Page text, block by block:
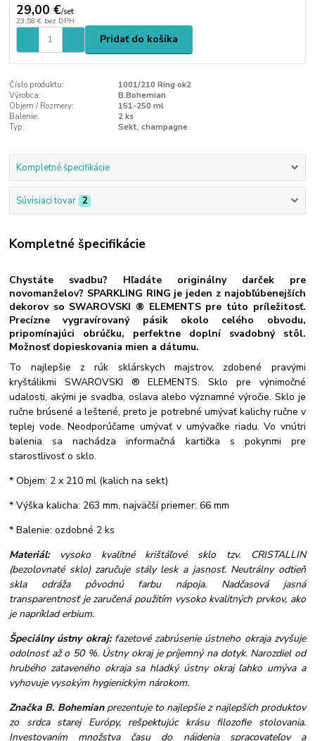
29,00 €/set
23,58 € bez DPH
Pridať do košíka
Číslo produktu:
1001/210 Ring ok2
Výrobca:
B.Bohemian
Objem / Rozmery:
151-250 ml
Balenie:
2 ks
Typ:
Sekt, champagne
Kompletné špecifikácie
Súvisiaci tovar 2
Kompletné špecifikácie
Chystáte svadbu? Hľadáte originálny darček pre
novomanželov? SPARKLING RING je jeden z najobľúbenejších
dekorov so SWAROVSKI ® ELEMENTS pre túto príležitosť.
Precízne vygravírovaný pásik okolo celého obvodu,
pripomínajúci obrúčku, perfektne doplní svadobný stôl.
Možnosť dopieskovania mien a dátumu.
To najlepšie z rúk sklárskych majstrov, zdobené pravými
kryštálikmi SWAROVSKI ® ELEMENTS. Sklo pre výnimočné
udalosti, akými je svadba, oslava alebo významné výročie. Sklo je
ručne brúsené a leštené, preto je potrebné umývať kalichy ručne v
teplej vode. Neodporúčame umývať v umývačke riadu. Vo vnútri
balenia sa nachádza informačná kartička s pokynmi pre
starostlivosť o sklo.
* Objem: 2 x 210 ml (kalich na sekt)
* Výška kalicha: 263 mm, najväčší priemer: 66 mm
* Balenie: ozdobné 2 ks
Materiál:
vysoko kvalitné krištáľové sklo tzv. CRISTALLIN
(bezolovnaté sklo) zaručuje stály lesk a jasnosť. Neutrálny odtieň
skla odráža pôvodnú farbu nápoja. Nadčasová jasná
transparentnosť je zaručená použitím vysoko kvalitných prvkov, ako
je napríklad erbium.
Špeciálny ústny okraj:fazetové zabrúsenie ústneho okraja zvyšuje
odolnosť až o 50 %. Ústny okraj je príjemný na dotyk. Narozdiel od
hrubého zataveného okraja sa hladký ústny okraj ľahko umýva a
vyhovuje vysokým hygienickým nárokom.
Značka B. Bohemianprezentuje to najlepšie z najlepších produktov
zo srdca starej Európy, rešpektujúc krásu filozofie stolovania.
Investovaním množstva času do nájdenia spracovateľov a